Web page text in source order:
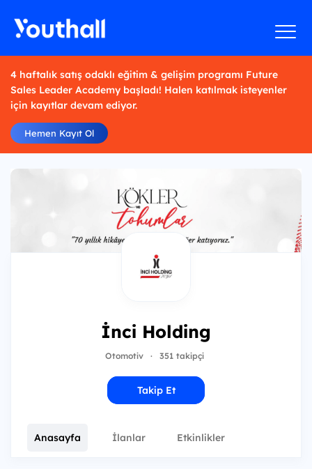
4 haftalık satış odaklı eğitim & gelişim programı Future
Sales Leader Academy başladı! Halen katılmak isteyenler
için kayıtlar devam ediyor.
Hemen Kayıt Ol
İnci Holding
Otomotiv · 351 takipçi
Takip Et
Anasayfa İlanlar Etkinlikler